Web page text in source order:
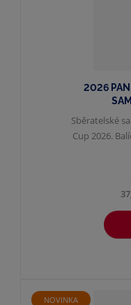
2026
Sběratelské
Cup 2026.
NOVINKA